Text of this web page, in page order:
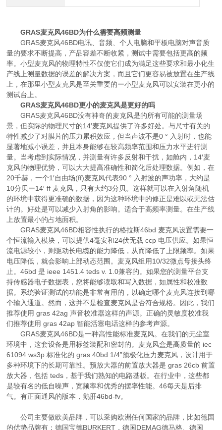
GRAS麦克风46BD为什么需要高频测量
GRAS麦克风46BD电讯、音频、个人电脑和平板电脑对声音质
量的要求不断提高，产品容差不断收紧，测试中需要包括更高的频
率。小型麦克风的物理特性不仅使它们成为满足这些要求和最小化生
产线上测量数据的误差的解决方案，而且它们更容易被放置在生产线
上，在那里小型麦克风是至关重要的ー小型麦克风可以安装在更小的
测试台上。
GRAS麦克风46BD更小的麦克风是更好的吗
GRAS麦克风46BD没有神奇的麦克风是的所有可能的测量场
景，但实际的物理尺寸的14′麦克风提供了许多好处。与尺寸有关的
特性减少了对膜片的压力累积效应，但当声波不是0 ° 入射时，也能
显著地减小误差，并且本身能够在较高频率范围和压力水平进行测
量。当考虑到实际情况，并测量有许多反射和干扰，如舱内，14′麦
克风的物理优势，可以大大提高准确性和简化后处理数据。例如，在
20千赫，一个1′自由场(ff)麦克风代表90 ° 入射波的声功率，大约是
10分贝ー14′ ff 麦克风，只有大约3分贝。这样就可以在入射角随机
的环境中获得更准确的数据，因为这种环境中的修正是难以或无法估
计的。好处是可以减少入射角的影响。适合于高频率测量。在生产线
上放置最小的占地面积。
GRAS麦克风46BD相容性执行的格拉斯46bd 麦克风设置需要一
个恒流输入模块，可以提供4毫安和24伏无载 ccp 电压供应。如果恒
流电源较小，则驱动长电缆的能力降低，从而降低了上限频率。如果
电压降低，就会影响上部动态范围。麦克风组用10/32微点母接头终
止。46bd 是 ieee 1451.4 teds v. 1.0兼容的。如果您的测量平台支
持传感器电子数据表，您将能够读取和写入数据，如属性和校准数
据。系统验证测试的功能是非常有用的，以确定哪个麦克风连接到哪
个输入通道。然而，这并不是检查麦克风是否符合规格。因此，我们
推荐使用 gras 42ag 声音校准器这样的声源。正确的灵敏度校准我
们推荐使用 gras 42ap 智能活塞电话这样的参考声源。
GRAS麦克风46BD是一种高性能标准麦克风。在我们的无尘室
环境中，这套设备是用标签装配和密封的。麦克风盒是高质量的 iec
61094 ws3p 标准化的 gras 40bd 1/4”预极化压力麦克风，设计用于
多种环境下的长期可靠性。预放大器的前置放大器是 gras 26cb 前置
放大器，包括 teds，基于我们熟知的电路基板。在行业中，这些都
是较有名的低自噪声，宽频率和优秀的摆率性能。46每天是后排
气。有正面通风的版本，鹅肝46bd-fv。
公司主要做欧美品牌，可以采购欧洲任何国家的品牌，比如德国
的优势品牌有：德国宝德BURKERT，德国DEMAG德马格、德国